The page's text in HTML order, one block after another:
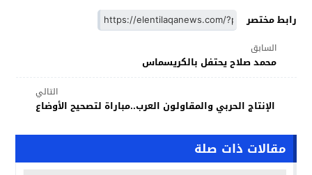
رابط مختصر
السابق
محمد صلاح يحتفل بالكريسماس
التالي
الإنتاج الحربي والمقاولون العرب..مباراة لتصحيح الأوضاع
مقالات ذات صلة